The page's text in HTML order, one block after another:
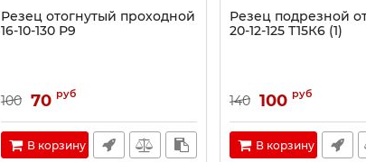
Резец отогнутый проходной
16-10-130 Р9
100 70 руб
В корзину
Резец подрезной
20-12-125 Т15К6 (1)
140 100 руб
В корзину